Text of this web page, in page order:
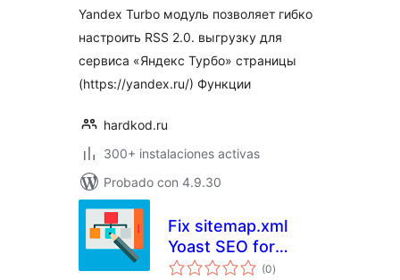
Yandex Turbo модуль позволяет гибко
настроить RSS 2.0. выгрузку для
сервиса «Яндекс Турбо» страницы
(https://yandex.ru/) Функции
hardkod.ru
300+ instalaciones activas
Probado con 4.9.30
Fix sitemap.xml
Yoast SEO for
Yandex
(0total
de
)